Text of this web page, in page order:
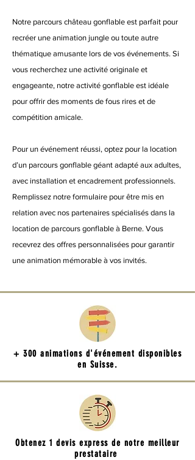
Notre parcours château gonflable est parfait pour
recréer une animation jungle ou toute autre
thématique amusante lors de vos événements. Si
vous recherchez une activité originale et
engageante, notre activité gonflable est idéale
pour offrir des moments de fous rires et de
compétition amicale.
Pour un événement réussi, optez pour la location
d’un parcours gonflable géant adapté aux adultes,
avec installation et encadrement professionnels.
Remplissez notre formulaire pour être mis en
relation avec nos partenaires spécialisés dans la
location de parcours gonflable à Berne. Vous
recevrez des offres personnalisées pour garantir
une animation mémorable à vos invités.
+ 300 animations d'événement disponibles
en Suisse.
Obtenez 1 devis express de notre meilleur
prestataire